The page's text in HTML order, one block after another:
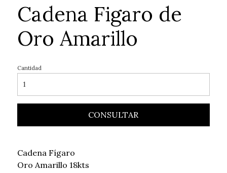
Cadena Figaro de
Oro Amarillo
Cantidad
CONSULTAR
Cadena Fígaro
Oro Amarillo 18kts